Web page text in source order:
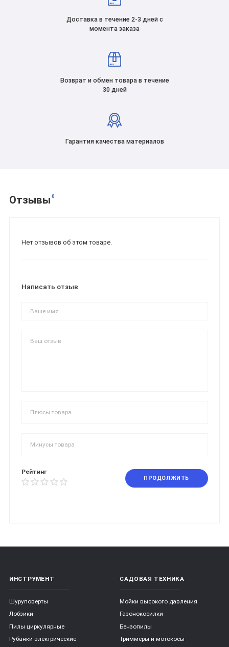
Доставка в течение 2-3 дней с
момента заказа
Возврат и обмен товара в течение
30 дней
Гарантия качества материалов
Отзывы 0
Нет отзывов об этом товаре.
Написать отзыв
Рейтинг
ПРОДОЛЖИТЬ
ИНСТРУМЕНТ
Шуруповерты
Лобзики
Пилы циркулярные
Рубанки электрические
САДОВАЯ ТЕХНИКА
Мойки высокого давления
Газонокосилки
Бензопилы
Триммеры и мотокосы